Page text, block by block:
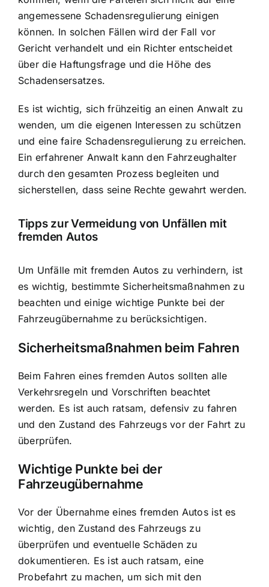
angemessene Schadensregulierung einigen
können. In solchen Fällen wird der Fall vor
Gericht verhandelt und ein Richter entscheidet
über die Haftungsfrage und die Höhe des
Schadensersatzes.
Es ist wichtig, sich frühzeitig an einen Anwalt zu
wenden, um die eigenen Interessen zu schützen
und eine faire Schadensregulierung zu erreichen.
Ein erfahrener Anwalt kann den Fahrzeughalter
durch den gesamten Prozess begleiten und
sicherstellen, dass seine Rechte gewahrt werden.
Tipps zur Vermeidung von Unfällen mit
fremden Autos
Um Unfälle mit fremden Autos zu verhindern, ist
es wichtig, bestimmte Sicherheitsmaßnahmen zu
beachten und einige wichtige Punkte bei der
Fahrzeugübernahme zu berücksichtigen.
Sicherheitsmaßnahmen beim Fahren
Beim Fahren eines fremden Autos sollten alle
Verkehrsregeln und Vorschriften beachtet
werden. Es ist auch ratsam, defensiv zu fahren
und den Zustand des Fahrzeugs vor der Fahrt zu
überprüfen.
Wichtige Punkte bei der
Fahrzeugübernahme
Vor der Übernahme eines fremden Autos ist es
wichtig, den Zustand des Fahrzeugs zu
überprüfen und eventuelle Schäden zu
dokumentieren. Es ist auch ratsam, eine
Probefahrt zu machen, um sich mit den